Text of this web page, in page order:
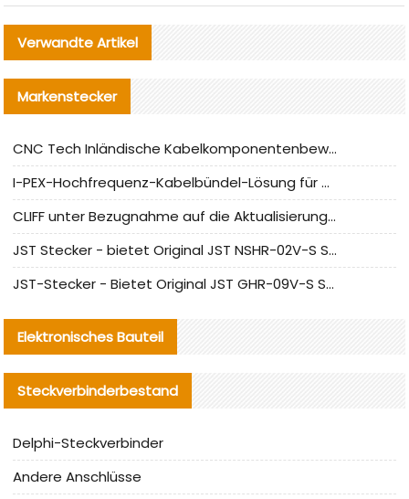
Verwandte Artikel
Markenstecker
CNC Tech Inländische Kabelkomponentenbewertung und Massenproduktionsanpassungsanleitung
I-PEX-Hochfrequenz-Kabelbündel-Lösung für die heimische Produktion analysiert
CLIFF unter Bezugnahme auf die Aktualisierung der chinesischen Stecker-Testnormen
JST Stecker - bietet Original JST NSHR-02V-S Stecker und Ersatzteile an
JST-Stecker - Bietet Original JST GHR-09V-S Stecker und Ersatzteile an
Elektronisches Bauteil
Steckverbinderbestand
Delphi-Steckverbinder
Andere Anschlüsse